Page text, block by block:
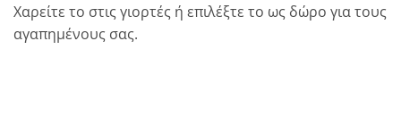
Χαρείτε το στις γιορτές ή επιλέξτε το ως δώρο για τους
αγαπημένους σας.